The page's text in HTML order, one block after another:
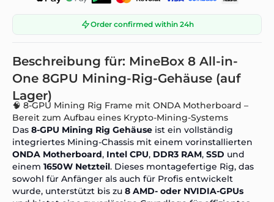
Order confirmed within 24h
Beschreibung für: MineBox 8 All-in-
One 8GPU Mining-Rig-Gehäuse (auf
Lager)
🧠 8-GPU Mining Rig Frame mit ONDA Motherboard –
Bereit zum Aufbau eines Krypto-Mining-Systems
Das 8-GPU Mining Rig Gehäuse ist ein vollständig
integriertes Mining-Chassis mit einem vorinstallierten
ONDA Motherboard, Intel CPU, DDR3 RAM, SSD und
einem 1650W Netzteil. Dieses montagefertige Rig, das
sowohl für Anfänger als auch für Profis entwickelt
wurde, unterstützt bis zu 8 AMD- oder NVIDIA-GPUs